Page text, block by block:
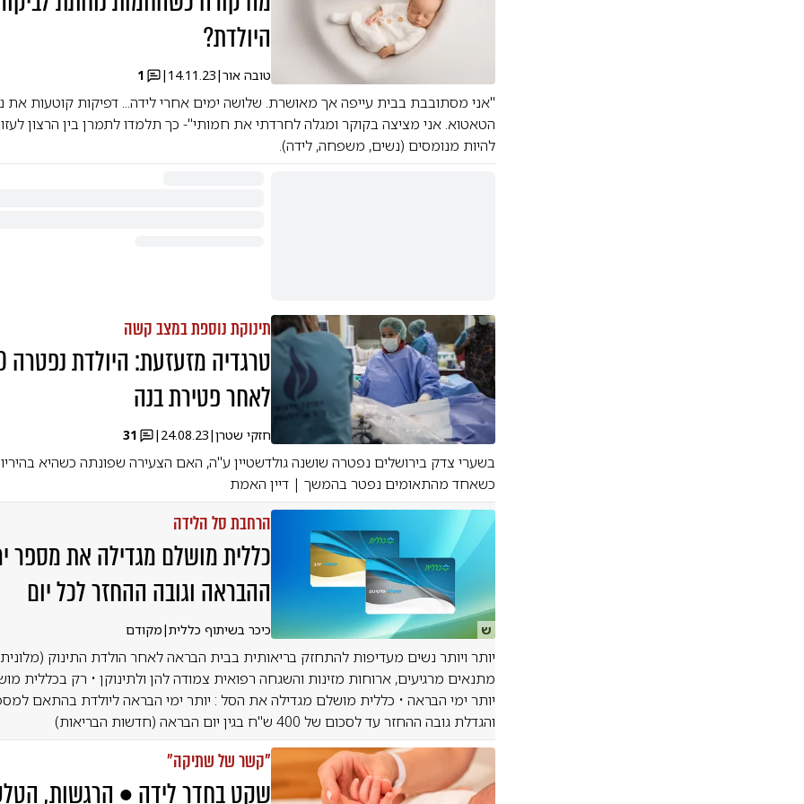
היולדת?
טובה אור|
14.11.23
|
1
"אני מסתובבת בבית עייפה אך מאושרת. שלושה ימים אחרי לידה... דפיקות קוטעות את
הטאטוא. אני מציצה בקוקר ומגלה לחרדתי את חמותי"- כך תלמדו לתמרן בין הרצון
להיות מנומסים (נשים, משפחה, לידה).
תינוקת נוספת במצב קשה
לאחר פטירת בנה
חזקי שטרן|
24.08.23
|
31
בשערי צדק בירושלים נפטרה שושנה גולדשטיין ע"ה, האם הצעירה שפונתה כשהיא
כשאחד מהתאומים נפטר בהמשך | דיין האמת
ש
הרחבת סל הלידה
כללית מושלם מגדילה את מספר
ההבראה וגובה ההחזר לכל יום
כיכר בשיתוף כללית|מקודם
יותר ויותר נשים מעדיפות להתחזק בריאותית בבית הבראה לאחר הולדת התינוק
מתנאים מרגיעים, ארוחות מזינות והשגחה רפואית צמודה להן ולתינוקן • רק בכללית
יותר ימי הבראה • כללית מושלם מגדילה את הסל : יותר ימי הבראה ליולדת בהתאם
והגדלת גובה ההחזר עד לסכום של 400 ש"ח בגין יום הבראה (חדשות הבריאות)
"קשר של שתיקה"
שקט בחדר לידה • הרגשות,